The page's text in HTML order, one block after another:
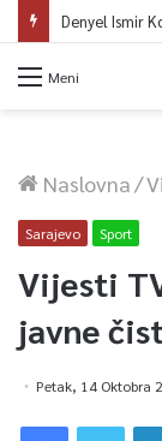
Meni
Naslovna/
Sarajevo Sport
Vijesti
javne
Petak, 14 Oktobra